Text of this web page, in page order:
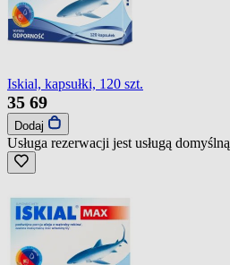
Iskial, kapsułki, 120 szt.
35 69
Dodaj
Usługa rezerwacji jest usługą domyślną